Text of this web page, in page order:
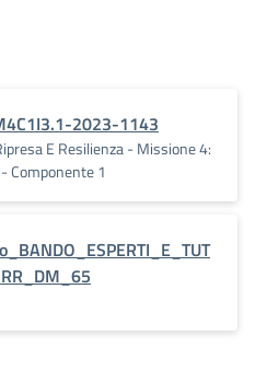
2023-1143
E Resilienza - Missione 4:
Componente 1